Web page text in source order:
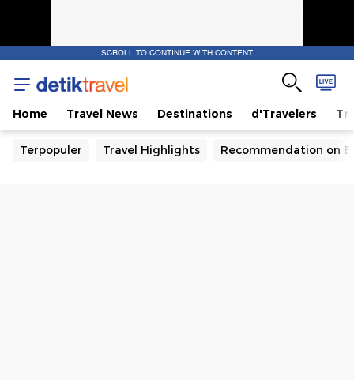
SCROLL TO CONTINUE WITH CONTENT
Home Travel News Destinations d'Travelers
Terpopuler Travel Highlights Recommendation on